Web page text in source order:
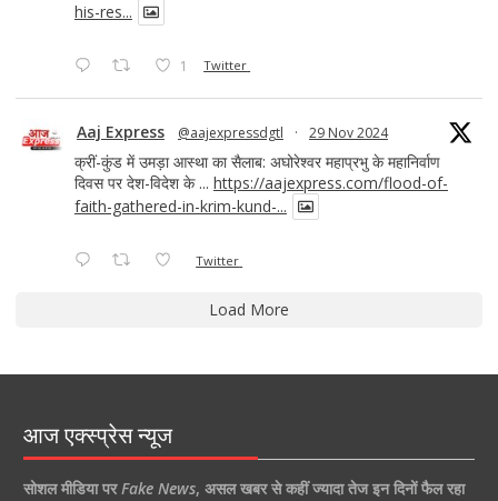
his-res...
1 Twitter
Aaj Express @aajexpressdgtl · 29 Nov 2024
क्रीं-कुंड में उमड़ा आस्था का सैलाब: अघोरेश्वर महाप्रभु के महानिर्वाण
दिवस पर देश-विदेश के ... https://aajexpress.com/flood-of-
faith-gathered-in-krim-kund-...
Twitter
Load More
आज एक्स्प्रेस न्यूज
सोशल मीडिया परFake News, असल खबर से कहीं ज्यादा तेज इन दिनों फैल रहा